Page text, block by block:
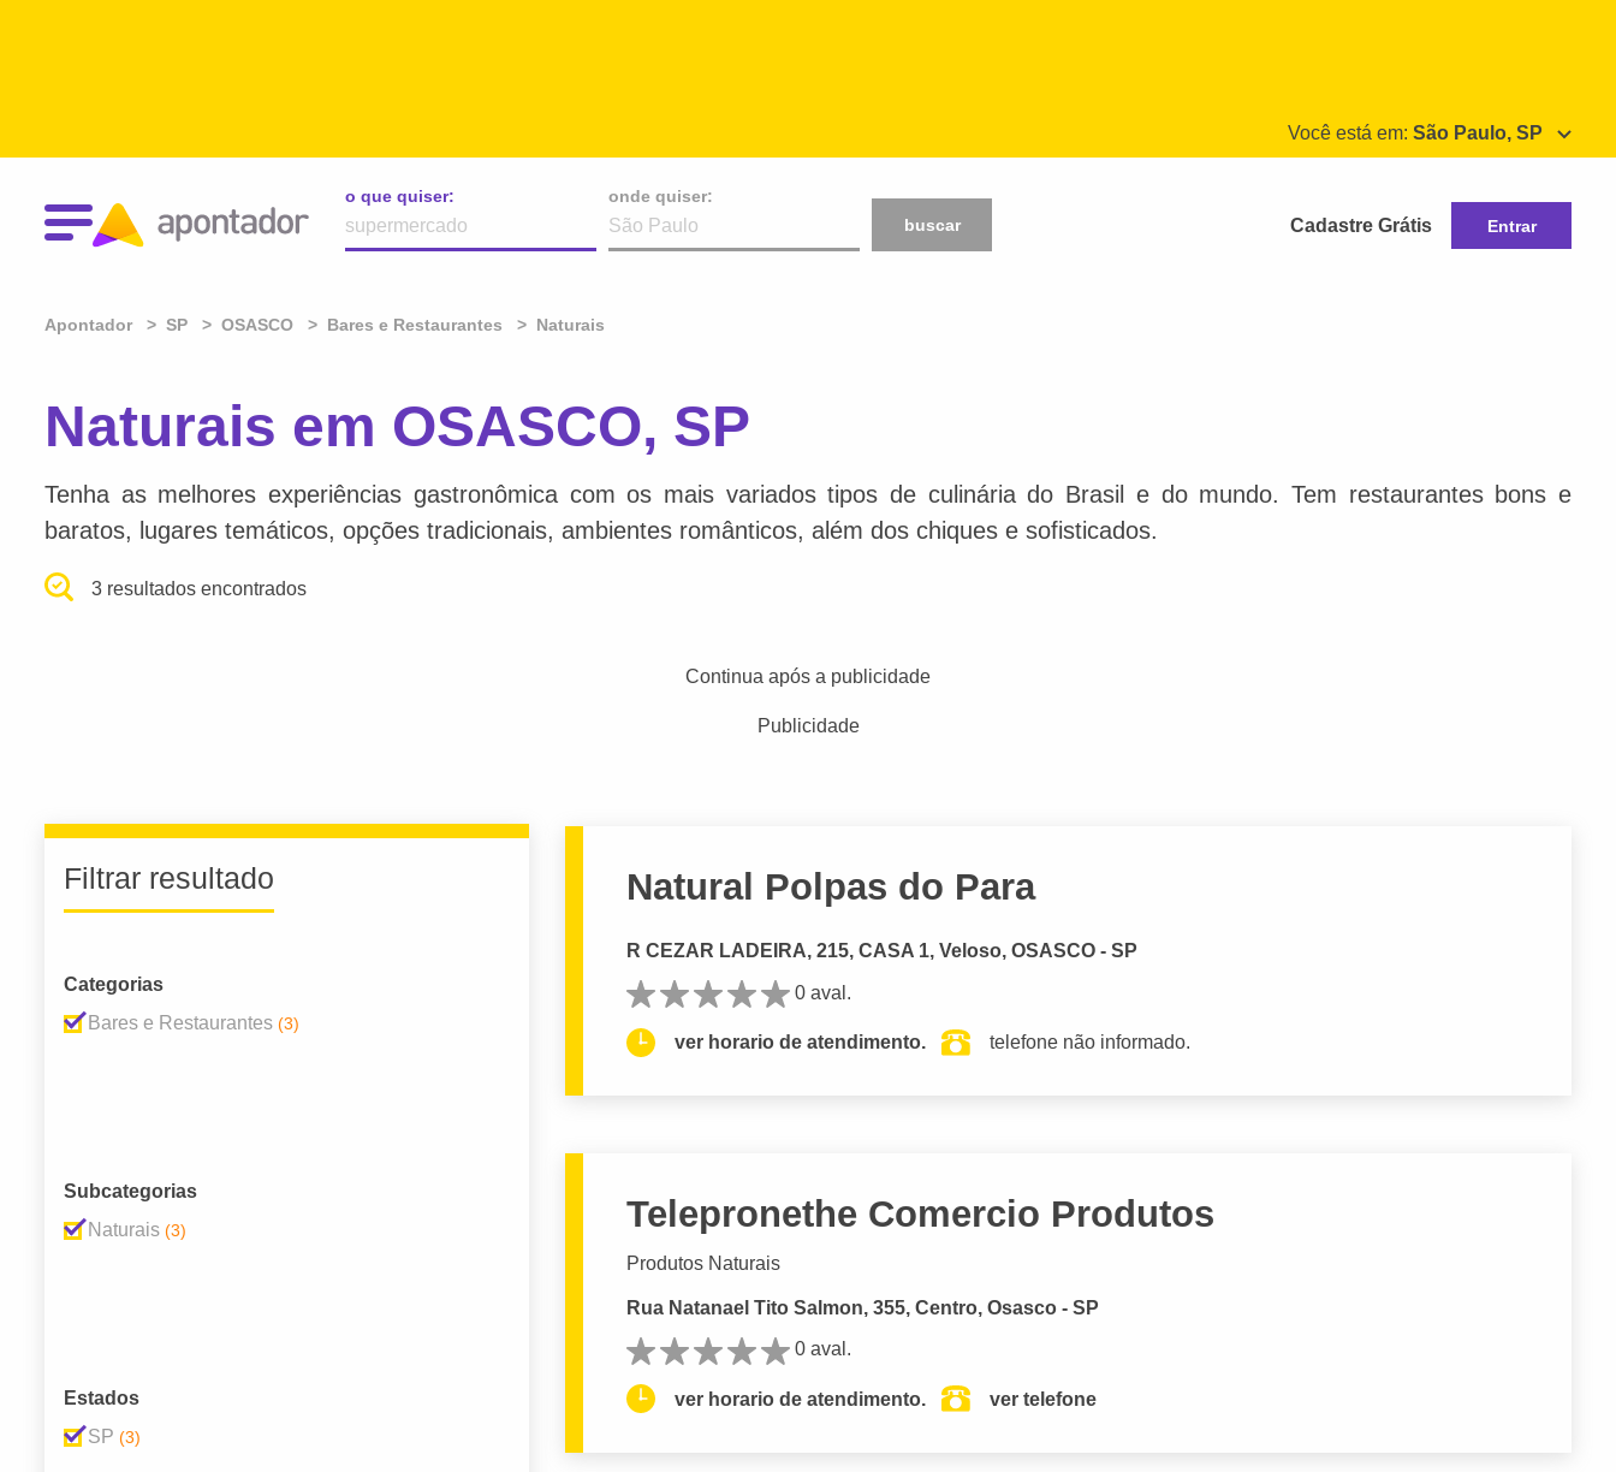
Você está em: São Paulo, SP
o que quiser:
onde quiser:
buscar
Cadastre Grátis Entrar
Apontador SP OSASCO Bares e Restaurantes Naturais
Naturais em OSASCO, SP
Tenha as melhores experiências gastronômica com os mais variados tipos de culinária do Brasil e do mundo. Tem restaurantes bons e
baratos, lugares temáticos, opções tradicionais, ambientes românticos, além dos chiques e sofisticados.
3 resultados encontrados
Continua após a publicidade
Publicidade
Filtrar resultado
Categorias
Bares e Restaurantes (3)
Subcategorias
Naturais (3)
Estados
SP (3)
Natural Polpas do Para
R CEZAR LADEIRA, 215, CASA 1, Veloso, OSASCO - SP
0 aval.
ver horario de atendimento. telefone não informado.
Telepronethe Comercio Produtos
Produtos Naturais
Rua Natanael Tito Salmon, 355, Centro, Osasco - SP
0 aval.
ver horario de atendimento. ver telefone